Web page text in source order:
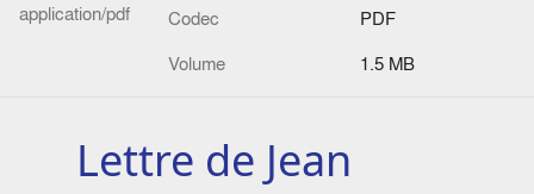
application/pdf
Codec
PDF
Volume
1.5 MB
Lettre de Jean